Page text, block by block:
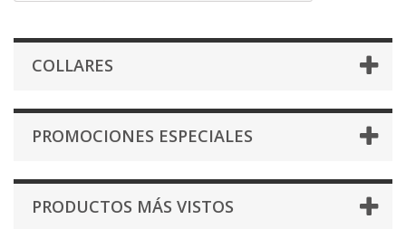
COLLARES
PROMOCIONES ESPECIALES
PRODUCTOS MÁS VISTOS